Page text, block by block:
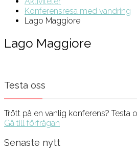
Konferensresa med vandring
Lago Maggiore
Lago Maggiore
Testa oss
Trött på en vanlig konferens? Testa
Gå till förfrågan
Senaste nytt